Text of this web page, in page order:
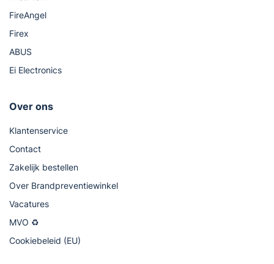
FireAngel
Firex
ABUS
Ei Electronics
Over ons
Klantenservice
Contact
Zakelijk bestellen
Over Brandpreventiewinkel
Vacatures
MVO ♻
Cookiebeleid (EU)